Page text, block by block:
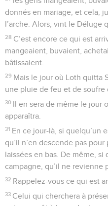
donnés en mariage, et cela,
l’arche. Alors, vint le Déluge
28 C’est encore ce qui est
mangeaient, buvaient,
bâtissaient.
29 Mais le jour où Loth quitta
une pluie de feu et de soufre
30 Il en sera de même le jour
apparaîtra.
31 En ce jour-là, si quelqu’un
qu’il n’en descende pas
laissées en bas. De même, si
campagne, qu’il ne revienne
32 Rappelez-vous ce qui est
33 Celui qui cherchera à